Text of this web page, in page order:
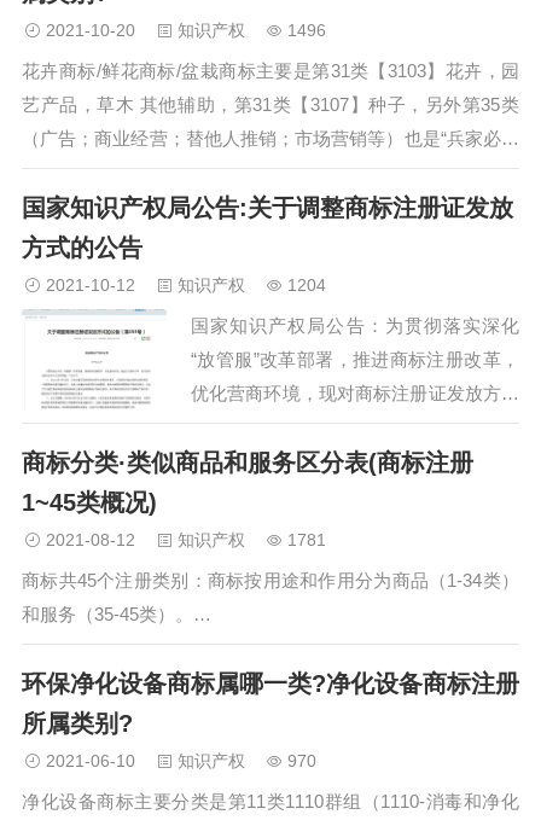
2021-10-20 知识产权 1496
花卉商标/鲜花商标/盆栽商标主要是第31类【3103】花卉，园
艺产品，草木 其他辅助，第31类【3107】种子，另外第35类
（广告；商业经营；替他人推销；市场营销等）也是“兵家必争
之地”…
国家知识产权局公告:关于调整商标注册证发放
方式的公告
2021-10-12 知识产权 1204
国家知识产权局公告：为贯彻落实深化
“放管服”改革部署，推进商标注册改革，
优化营商环境，现对商标注册证发放方式
进行调整，电子商标注册证可自行查看和
下载打印，国家知识产权局不再发放纸质
商标分类·类似商品和服务区分表(商标注册
1~45类概况)
2021-08-12 知识产权 1781
商标共45个注册类别：商标按用途和作用分为商品（1-34类）
和服务（35-45类）。…
环保净化设备商标属哪一类?净化设备商标注册
所属类别?
2021-06-10 知识产权 970
净化设备商标主要分类是第11类1110群组（1110-消毒和净化